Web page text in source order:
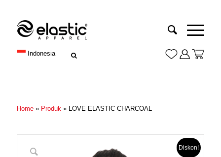
Indonesia
Home» Produk» LOVE ELASTIC CHARCOAL
Diskon!